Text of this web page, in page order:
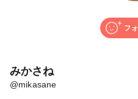
みかさね
@mikasane